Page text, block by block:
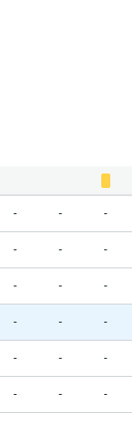
- - -
- - -
- - -
- - -
- - -
- - -